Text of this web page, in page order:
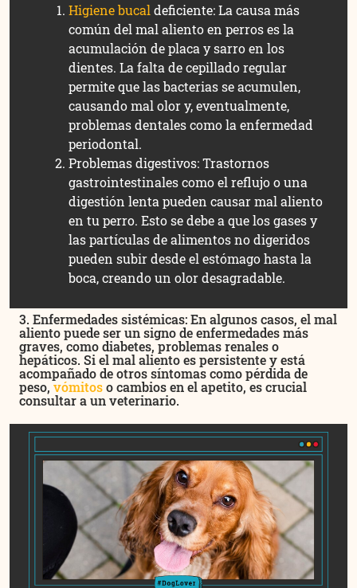
Higiene bucal deficiente: La causa más
común del mal aliento en perros es la
acumulación de placa y sarro en los
dientes. La falta de cepillado regular
permite que las bacterias se acumulen,
causando mal olor y, eventualmente,
problemas dentales como la enfermedad
periodontal.
Problemas digestivos: Trastornos
gastrointestinales como el reflujo o una
digestión lenta pueden causar mal aliento
en tu perro. Esto se debe a que los gases y
las partículas de alimentos no digeridos
pueden subir desde el estómago hasta la
boca, creando un olor desagradable.
3. Enfermedades sistémicas: En algunos casos, el mal
aliento puede ser un signo de enfermedades más
graves, como diabetes, problemas renales o
hepáticos. Si el mal aliento es persistente y está
acompañado de otros síntomas como pérdida de
peso, vómitoso cambios en el apetito, es crucial
consultar a un veterinario.